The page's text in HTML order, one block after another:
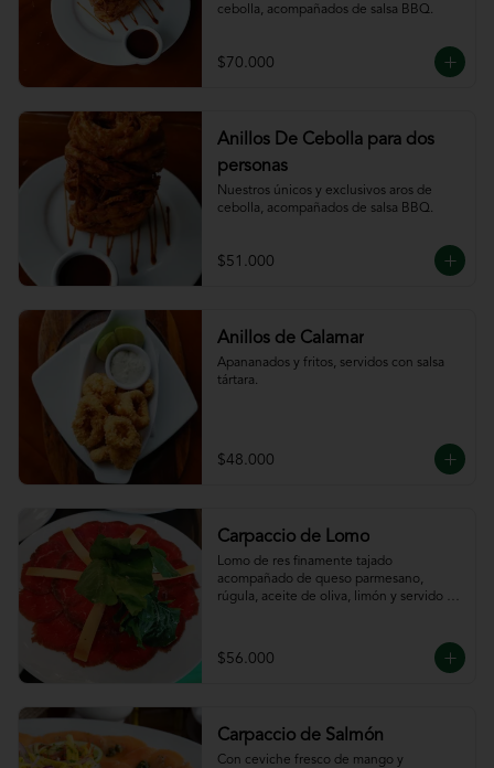
cebolla, acompañados de salsa BBQ.
$70.000
Anillos De Cebolla para dos
personas
Nuestros únicos y exclusivos aros de
cebolla, acompañados de salsa BBQ.
$51.000
Anillos de Calamar
Apananados y fritos, servidos con salsa
tártara.
$48.000
Carpaccio de Lomo
Lomo de res finamente tajado
acompañado de queso parmesano,
rúgula, aceite de oliva, limón y servido
$56.000
Carpaccio de Salmón
Con ceviche fresco de mango y